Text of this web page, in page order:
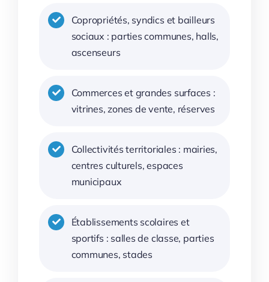
Copropriétés, syndics et bailleurs
sociaux : parties communes, halls,
ascenseurs
Commerces et grandes surfaces :
vitrines, zones de vente, réserves
Collectivités territoriales : mairies,
centres culturels, espaces
municipaux
Établissements scolaires et
sportifs : salles de classe, parties
communes, stades